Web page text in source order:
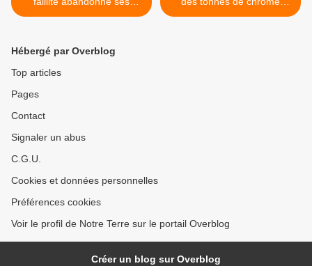
déchets nucléaires
cancérigène dans la nature
Hébergé par Overblog
Top articles
Pages
Contact
Signaler un abus
C.G.U.
Cookies et données personnelles
Préférences cookies
Voir le profil de Notre Terre sur le portail Overblog
Créer un blog sur Overblog